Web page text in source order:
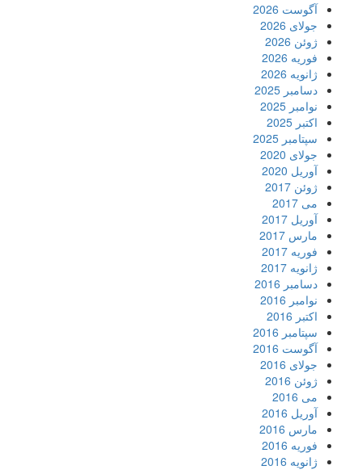
آگوست 2026
جولای 2026
ژوئن 2026
فوریه 2026
ژانویه 2026
دسامبر 2025
نوامبر 2025
اکتبر 2025
سپتامبر 2025
جولای 2020
آوریل 2020
ژوئن 2017
می 2017
آوریل 2017
مارس 2017
فوریه 2017
ژانویه 2017
دسامبر 2016
نوامبر 2016
اکتبر 2016
سپتامبر 2016
آگوست 2016
جولای 2016
ژوئن 2016
می 2016
آوریل 2016
مارس 2016
فوریه 2016
ژانویه 2016